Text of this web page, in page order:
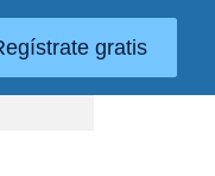
gratis